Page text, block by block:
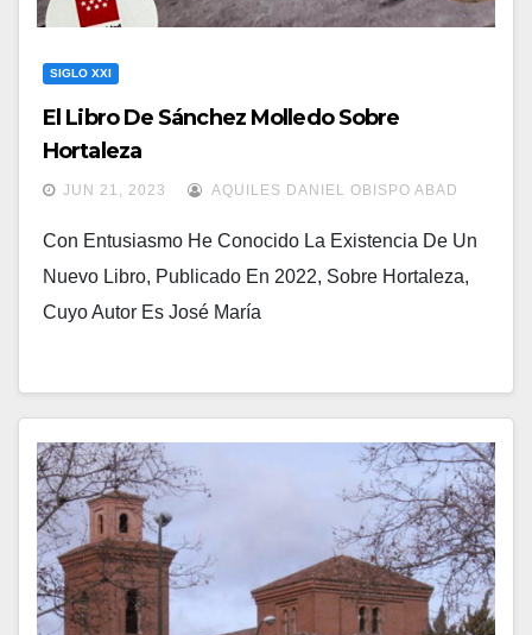
SIGLO XXI
El Libro De Sánchez Molledo Sobre
Hortaleza
JUN 21, 2023 AQUILES DANIEL OBISPO ABAD
Con Entusiasmo He Conocido La Existencia De Un
Nuevo Libro, Publicado En 2022, Sobre Hortaleza,
Cuyo Autor Es José María